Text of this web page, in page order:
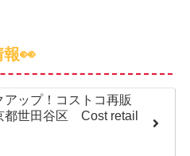
報👀
アップ！コストコ再販
都世田谷区 Cost retail